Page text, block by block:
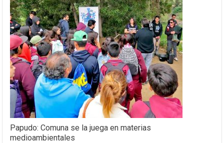
Papudo: Comuna se la juega en materias
medioambientales